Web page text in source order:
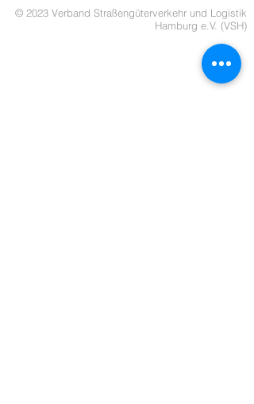
© 2023 Verband Straßengüterverkehr und Logistik
Hamburg e.V. (VSH)